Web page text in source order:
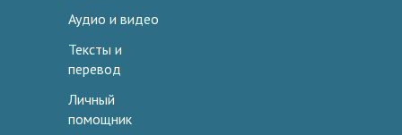
Аудио и видео
Тексты и
перевод
Личный
помощник